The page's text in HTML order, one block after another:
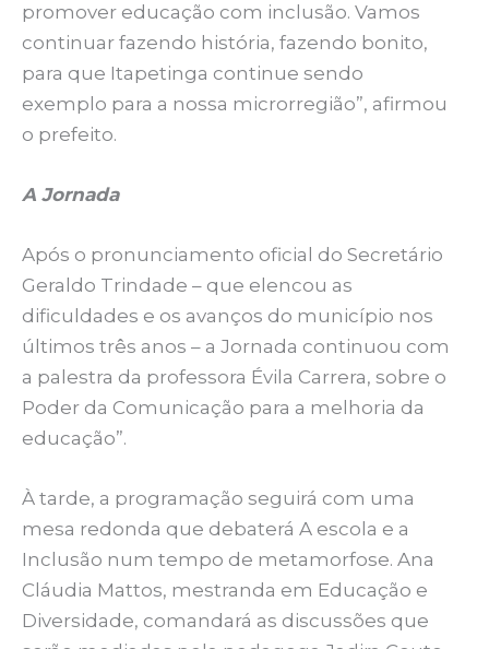
promover educação com inclusão. Vamos
continuar fazendo história, fazendo bonito,
para que Itapetinga continue sendo
exemplo para a nossa microrregião”, afirmou
o prefeito.
A Jornada
Após o pronunciamento oficial do Secretário
Geraldo Trindade – que elencou as
dificuldades e os avanços do município nos
últimos três anos – a Jornada continuou com
a palestra da professora Évila Carrera, sobre o
Poder da Comunicação para a melhoria da
educação”.
À tarde, a programação seguirá com uma
mesa redonda que debaterá A escola e a
Inclusão num tempo de metamorfose. Ana
Cláudia Mattos, mestranda em Educação e
Diversidade, comandará as discussões que